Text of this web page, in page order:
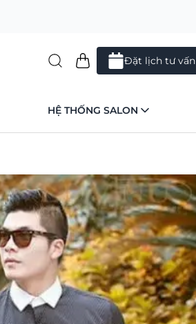
Đặt lịch tư vấn
HỆ THỐNG SALON